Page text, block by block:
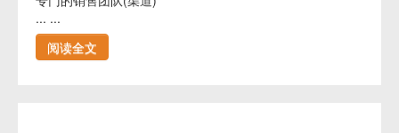
... ...
阅读全文